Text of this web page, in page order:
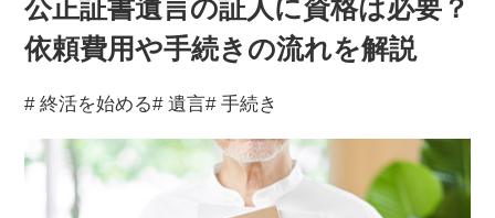
公正証書遺言の証人に資格は必要？
依頼費用や手続きの流れを解説
# 終活を始める# 遺言# 手続き